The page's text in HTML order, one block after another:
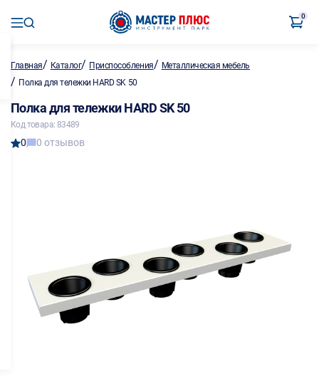
0
Главная/ Каталог/ Приспособления/ Металлическая мебель
/ Полка для тележки HARD SK 50
Полка для тележки HARD SK 50
Код товара: 83489
0 0 отзывов